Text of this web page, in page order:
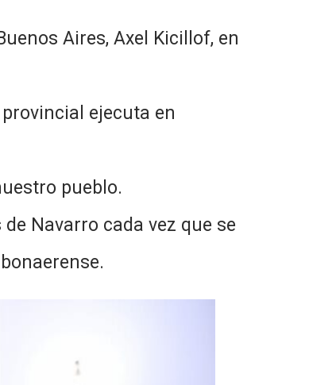
Aires, Axel Kicillof, en
ejecuta en
pueblo.
Navarro cada vez que se